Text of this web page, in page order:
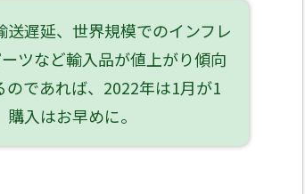
遅延、世界規模でのインフレ
ツなど輸入品が値上がり傾向
であれば、2022年は1月が1
入はお早めに。